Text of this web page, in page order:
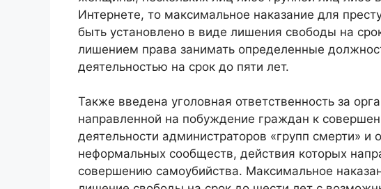
Интернете, то максимальное наказание для
быть установлено в виде лишения свободы на
лишением права занимать определенные
деятельностью на срок до пяти лет.
Также введена уголовная ответственность за
направленной на побуждение граждан к
деятельности администраторов «групп смерти» и
неформальных сообществ, действия которых
совершению самоубийства. Максимальное